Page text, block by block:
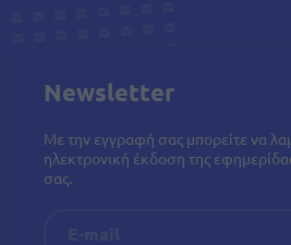
Newsletter
Με την εγγραφή σας μπορείτε να
ηλεκτρονική έκδοση της
σας.